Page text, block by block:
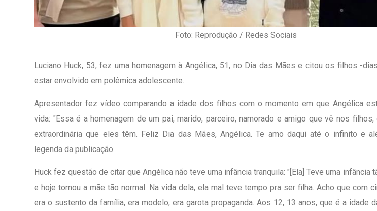
Foto: Reprodução / Redes Sociais
Luciano Huck, 53, fez uma homenagem à Angélica, 51, no Dia das Mães e citou os filhos -
estar envolvido em polêmica adolescente.
Apresentador fez vídeo comparando a idade dos filhos com o momento em que Angélica
vida: "Essa é a homenagem de um pai, marido, parceiro, namorado e amigo que vê nos
extraordinária que eles têm. Feliz Dia das Mães, Angélica. Te amo daqui até o infinito e
legenda da publicação.
Huck fez questão de citar que Angélica não teve uma infância tranquila: "[Ela] Teve uma infância
e hoje tornou a mãe tão normal. Na vida dela, ela mal teve tempo pra ser filha. Acho que com
era o sustento da família, era modelo, era garota propaganda. Aos 12, 13 anos, que é a idade
1º Dia - São Pedro Do Bairro Olhos
D’água
Inauguração Da
CENTER Em